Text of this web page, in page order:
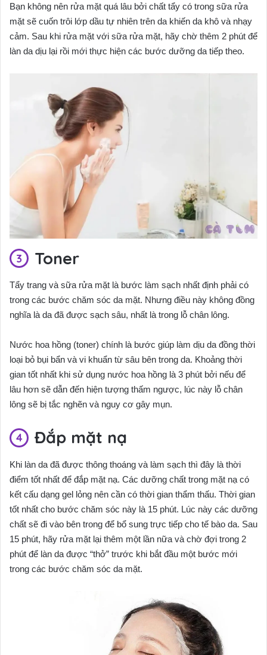
Bạn không nên rửa mặt quá lâu bởi chất tẩy có trong sữa rửa
mặt sẽ cuốn trôi lớp dầu tự nhiên trên da khiến da khô và nhạy
cảm. Sau khi rửa mặt với sữa rửa mặt, hãy chờ thêm 2 phút để
làn da dịu lại rồi mới thực hiện các bước dưỡng da tiếp theo.
Toner
Tẩy trang và sữa rửa mặt là bước làm sạch nhất định phải có
trong các bước chăm sóc da mặt. Nhưng điều này không đồng
nghĩa là da đã được sạch sâu, nhất là trong lỗ chân lông.
Nước hoa hồng (toner) chính là bước giúp làm dịu da đồng thời
loại bỏ bụi bẩn và vi khuẩn từ sâu bên trong da. Khoảng thời
gian tốt nhất khi sử dụng nước hoa hồng là 3 phút bởi nếu để
lâu hơn sẽ dẫn đến hiện tượng thấm ngược, lúc này lỗ chân
lông sẽ bị tắc nghẽn và nguy cơ gây mụn.
Đắp mặt nạ
Khi làn da đã được thông thoáng và làm sạch thì đây là thời
điểm tốt nhất để đắp mặt nạ. Các dưỡng chất trong mặt nạ có
kết cấu dạng gel lỏng nên cần có thời gian thẩm thấu. Thời gian
tốt nhất cho bước chăm sóc này là 15 phút. Lúc này các dưỡng
chất sẽ đi vào bên trong để bổ sung trực tiếp cho tế bào da. Sau
15 phút, hãy rửa mặt lại thêm một lần nữa và chờ đợi trong 2
phút để làn da được “thở” trước khi bắt đầu một bước mới
trong các bước chăm sóc da mặt.